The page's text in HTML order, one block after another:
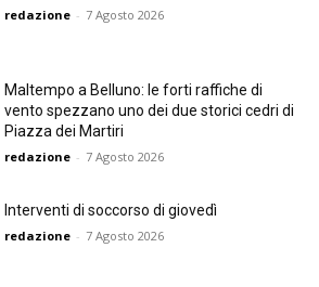
redazione - 7 Agosto 2026
Maltempo a Belluno: le forti raffiche di
vento spezzano uno dei due storici cedri di
Piazza dei Martiri
redazione - 7 Agosto 2026
Interventi di soccorso di giovedì
redazione - 7 Agosto 2026